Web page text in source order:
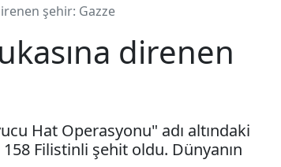
şehir: Gazze
direnen
Hat Operasyonu" adı altındaki
Filistinli şehit oldu. Dünyanın